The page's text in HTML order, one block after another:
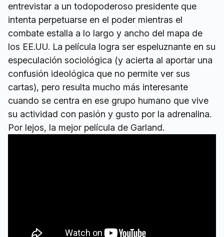
entrevistar a un todopoderoso presidente que
intenta perpetuarse en el poder mientras el
combate estalla a lo largo y ancho del mapa de
los EE.UU. La película logra ser espeluznante en su
especulación sociológica (y acierta al aportar una
confusión ideológica que no permite ver sus
cartas), pero resulta mucho más interesante
cuando se centra en ese grupo humano que vive
su actividad con pasión y gusto por la adrenalina.
Por lejos, la mejor película de Garland.